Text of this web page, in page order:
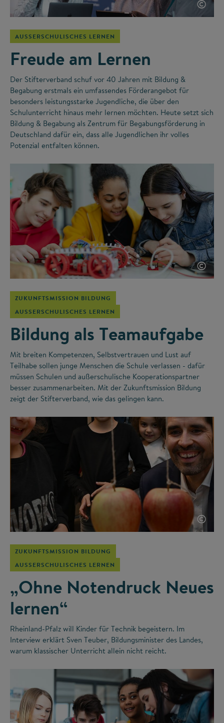
©
AUSSERSCHULISCHES LERNEN
Freude am Lernen
Der Stifterverband schuf vor 40 Jahren mit Bildung &
Begabung erstmals ein umfassendes Förderangebot für
besonders leistungsstarke Jugendliche, die über den
Schulunterricht hinaus mehr lernen möchten. Heute setzt sich
Bildung & Begabung als Zentrum für Begabungsförderung in
Deutschland dafür ein, dass alle Jugendlichen ihr volles
Potenzial entfalten können.
©
ZUKUNFTSMISSION BILDUNG
AUSSERSCHULISCHES LERNEN
Bildung als Teamaufgabe
Mit breiten Kompetenzen, Selbstvertrauen und Lust auf
Teilhabe sollen junge Menschen die Schule verlassen - dafür
müssen Schulen und außerschulische Kooperationspartner
besser zusammenarbeiten. Mit der Zukunftsmission Bildung
zeigt der Stifterverband, wie das gelingen kann.
©
ZUKUNFTSMISSION BILDUNG
AUSSERSCHULISCHES LERNEN
„Ohne Notendruck Neues
lernen“
Rheinland-Pfalz will Kinder für Technik begeistern. Im
Interview erklärt Sven Teuber, Bildungsminister des Landes,
warum klassischer Unterricht allein nicht reicht.